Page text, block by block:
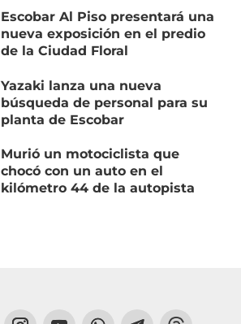
Escobar Al Piso presentará una
nueva exposición en el predio
de la Ciudad Floral
Yazaki lanza una nueva
búsqueda de personal para su
planta de Escobar
Murió un motociclista que
chocó con un auto en el
kilómetro 44 de la autopista